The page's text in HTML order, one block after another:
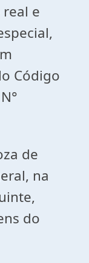
e
Código
de
na
do